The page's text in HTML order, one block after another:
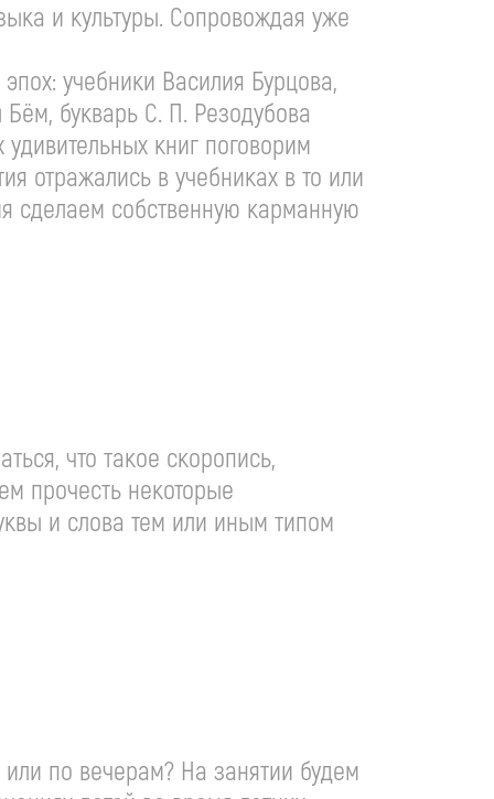
и культуры. Сопровождая уже
учебники Василия Бурцова,
Бём, букварь С. П. Резодубова
книг поговорим
отражались в учебниках в то или
сделаем собственную карманную
что такое скоропись,
прочесть некоторые
и слова тем или иным типом
по вечерам? На занятии будем